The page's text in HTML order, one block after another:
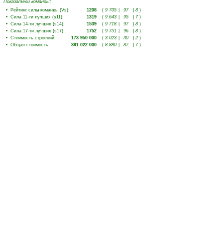
Показатели команды:
• Рейтинг силы команды (Vs): 1208 ( 9 705 97 8 )
• Сила 11-ти лучших (s11): 1319 ( 9 643 95 7)
• Сила 14-ти лучших (s14): 1539 ( 9 718 97 8 )
• Сила 17-ти лучших (s17): 1752 ( 9 751 96 8 )
• Стоимость строений: 173 950 000 ( 3 023 30 2 )
• Общая стоимость: 391 022 000 ( 8 880 87 7 )